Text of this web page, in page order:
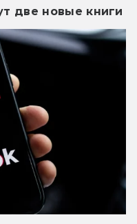
две новые книги